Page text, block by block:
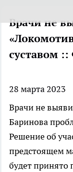
Врачи не
суставом
28 марта 2023
Врачи не
Баринова
Решение об
предстоящем
будет принято